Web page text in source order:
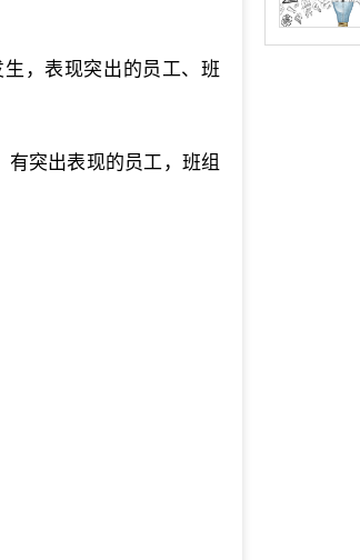
，表现突出的员工、班
突出表现的员工，班组